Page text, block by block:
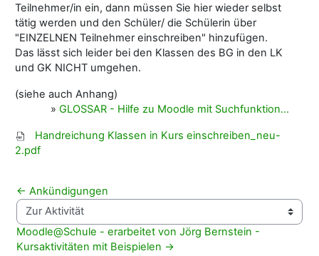
Teilnehmer/in ein, dann müssen Sie hier wieder selbst
tätig werden und den Schüler/ die Schülerin über
"EINZELNEN Teilnehmer einschreiben" hinzufügen.
Das lässt sich leider bei den Klassen des BG in den LK
und GK NICHT umgehen.
(siehe auch Anhang)
» GLOSSAR - Hilfe zu Moodle mit Suchfunktion...
Handreichung Klassen in Kurs einschreiben_neu-
2.pdf
← Ankündigungen
Zur Aktivität
Moodle@Schule - erarbeitet von Jörg Bernstein -
Kursaktivitäten mit Beispielen →